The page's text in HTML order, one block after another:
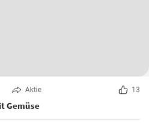
Aktie 13
Gemüse